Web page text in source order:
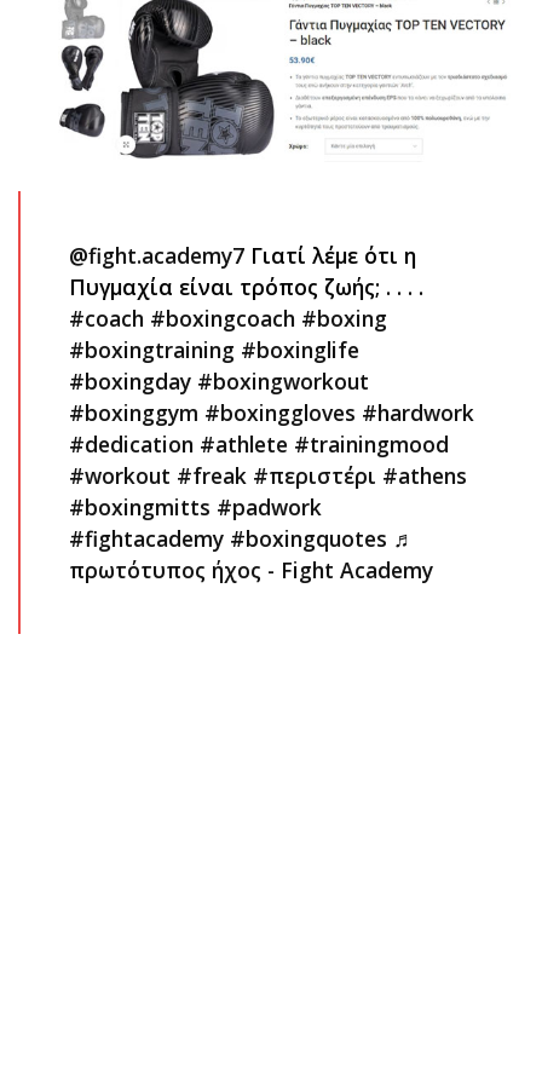
@fight.academy7 Γιατί λέμε ότι η
Πυγμαχία είναι τρόπος ζωής; . . . .
#coach #boxingcoach #boxing
#boxingtraining #boxinglife
#boxingday #boxingworkout
#boxinggym #boxinggloves #hardwork
#dedication #athlete #trainingmood
#workout #freak #περιστέρι #athens
#boxingmitts #padwork
#fightacademy #boxingquotes ♬
πρωτότυπος ήχος - Fight Academy